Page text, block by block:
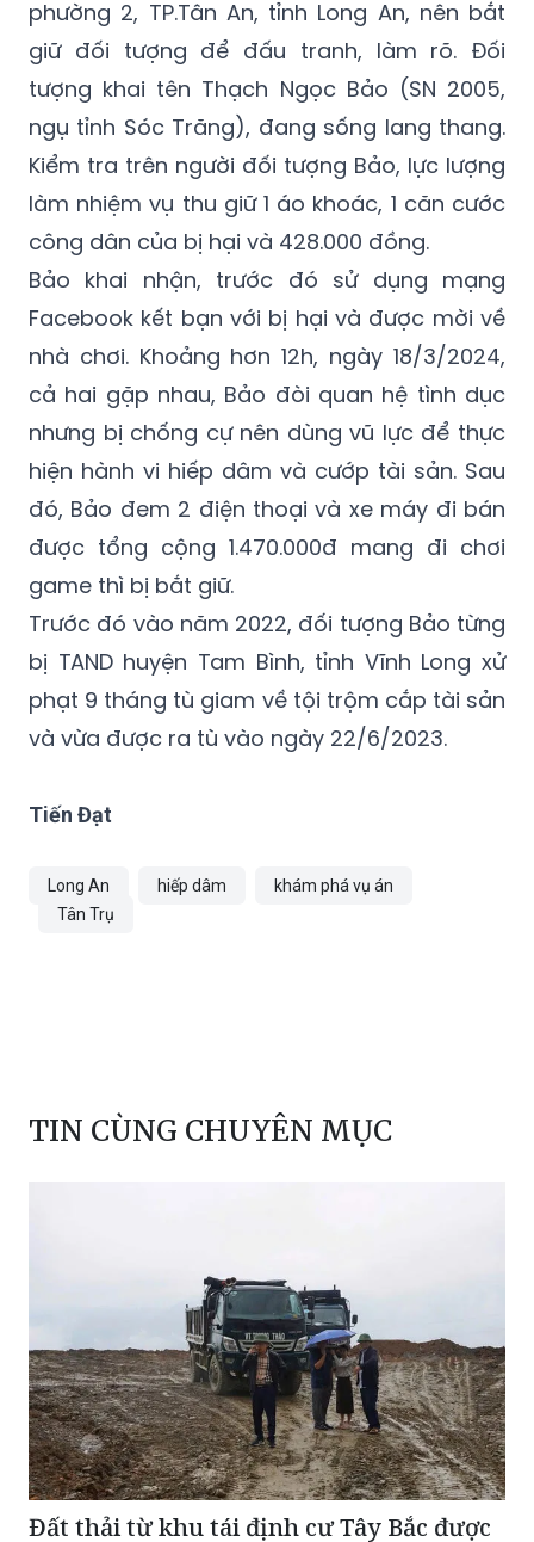
lượng công an đã phát hiện đối tượng nghi
vấn đang chơi game trên đường Quốc lộ 1,
phường 2, TP.Tân An, tỉnh Long An, nên bắt
giữ đối tượng để đấu tranh, làm rõ. Đối
tượng khai tên Thạch Ngọc Bảo (SN 2005,
ngụ tỉnh Sóc Trăng), đang sống lang thang.
Kiểm tra trên người đối tượng Bảo, lực lượng
làm nhiệm vụ thu giữ 1 áo khoác, 1 căn cước
công dân của bị hại và 428.000 đồng.
Bảo khai nhận, trước đó sử dụng mạng
Facebook kết bạn với bị hại và được mời về
nhà chơi. Khoảng hơn 12h, ngày 18/3/2024,
cả hai gặp nhau, Bảo đòi quan hệ tình dục
nhưng bị chống cự nên dùng vũ lực để thực
hiện hành vi hiếp dâm và cướp tài sản. Sau
đó, Bảo đem 2 điện thoại và xe máy đi bán
được tổng cộng 1.470.000đ mang đi chơi
game thì bị bắt giữ.
Trước đó vào năm 2022, đối tượng Bảo từng
bị TAND huyện Tam Bình, tỉnh Vĩnh Long xử
và vừa được ra tù vào ngày 22/6/2023.
Tiến Đạt